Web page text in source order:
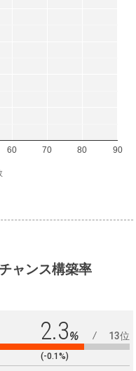
60 70 80 90
ャンス構築率
2.3% 13位
(-0.1%)